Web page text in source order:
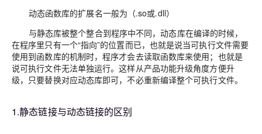
动态函数库的扩展名一般为（.so或.dll）
与静态库被整个整合到程序中不同，动态库在编译的时候，
在程序里只有一个“指向”的位置而已，也就是说当可执行文件需要
使用到函数库的机制时，程序才会去读取函数库来使用；也就是
说可执行文件无法单独运行。这样从产品功能升级角度方便升
级，只要替换对应动态库即可，不必重新编译整个可执行文件。
1.静态链接与动态链接的区别